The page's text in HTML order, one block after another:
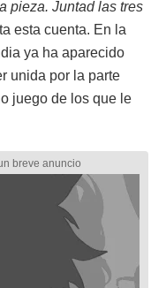
pieza. Juntad las tres
esta cuenta. En la
ya ha aparecido
unida por la parte
juego de los que le